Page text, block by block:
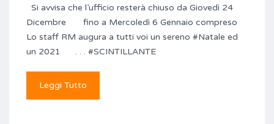
Si avvisa che l’ufficio resterà chiuso da Giovedì 24
Dicembre fino a Mercoledì 6 Gennaio compreso
Lo staff RM augura a tutti voi un sereno #Natale ed
un 2021 . . . #SCINTILLANTE
Leggi Tutto